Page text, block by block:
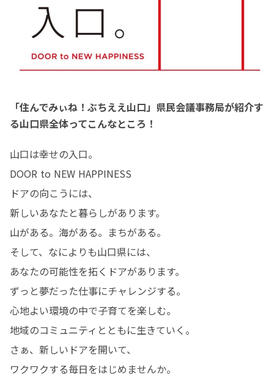
「住んでみぃね！ぶちええ山口」県民会議事務局が紹介す
る山口県全体ってこんなところ！
山口は幸せの入口。
DOOR to NEW HAPPINESS
ドアの向こうには、
新しいあなたと暮らしがあります。
山がある。海がある。まちがある。
そして、なによりも山口県には、
あなたの可能性を拓くドアがあります。
ずっと夢だった仕事にチャレンジする。
心地よい環境の中で子育てを楽しむ。
地域のコミュニティとともに生きていく。
さぁ、新しいドアを開いて、
ワクワクする毎日をはじめませんか。